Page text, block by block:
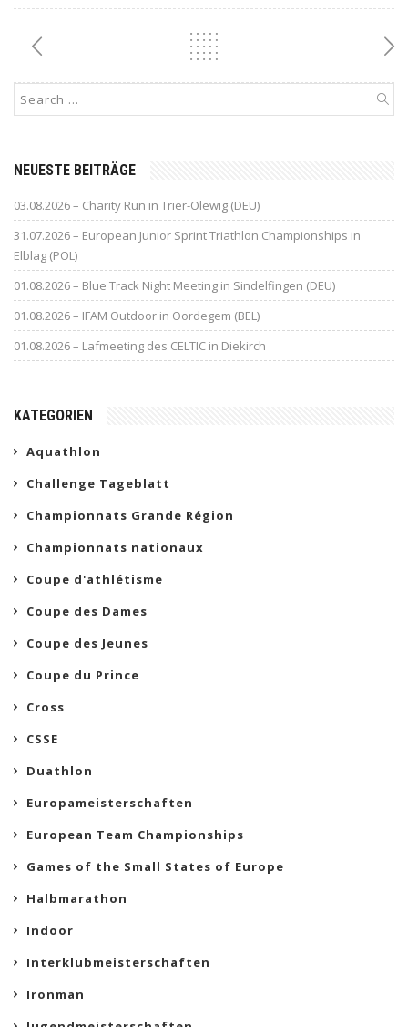
NEUESTE BEITRÄGE
03.08.2026 – Charity Run in Trier-Olewig (DEU)
31.07.2026 – European Junior Sprint Triathlon Championships in
Elblag (POL)
01.08.2026 – Blue Track Night Meeting in Sindelfingen (DEU)
01.08.2026 – IFAM Outdoor in Oordegem (BEL)
01.08.2026 – Lafmeeting des CELTIC in Diekirch
KATEGORIEN
Aquathlon
Challenge Tageblatt
Championnats Grande Région
Championnats nationaux
Coupe d'athlétisme
Coupe des Dames
Coupe des Jeunes
Coupe du Prince
Cross
CSSE
Duathlon
Europameisterschaften
European Team Championships
Games of the Small States of Europe
Halbmarathon
Indoor
Interklubmeisterschaften
Ironman